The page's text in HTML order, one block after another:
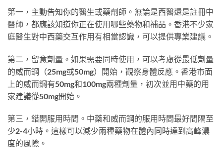
第一，主動告知你的醫生或藥劑師。無論是西醫還是註冊中
醫師，都應該知道你正在使用哪些藥物和補品。香港不少家
庭醫生對中西藥交互作用有相當認識，可以提供專業建議。
第二，留意劑量。如果需要同時使用，可以考慮從最低劑量
的威而鋼（25mg或50mg）開始，觀察身體反應。香港市面
上的威而鋼有50mg和100mg兩種劑量，初次並用中藥的用
家建議從50mg開始。
第三，錯開服用時間。中藥和威而鋼的服用時間最好間隔至
少2-4小時。這樣可以減少兩種藥物在體內同時達到高峰濃
度的風險。